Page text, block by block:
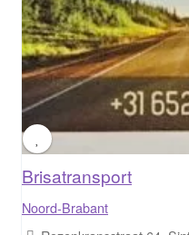
Brisatransport
Noord-Brabant